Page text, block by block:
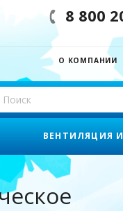
8 800
О КОМПАНИИ
ВЕНТИЛЯЦИЯ